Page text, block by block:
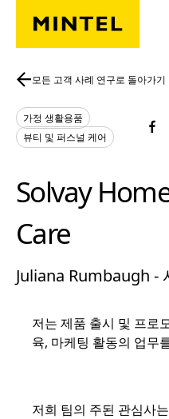
Skip to main content
모든 고객 사례 연구로 돌아가기
Solvay
Care
Juliana Rumbaugh -
가정 생활용품
뷰티 및 퍼스널 케어
저는 제품 출시 및 프로
육, 마케팅 활동의 업무
저희 팀의 주된 관심사